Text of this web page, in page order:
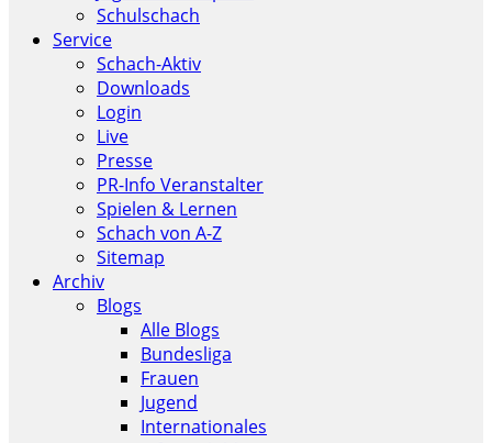
Schulschach
Service
Schach-Aktiv
Downloads
Login
Live
Presse
PR-Info Veranstalter
Spielen & Lernen
Schach von A-Z
Sitemap
Archiv
Blogs
Alle Blogs
Bundesliga
Frauen
Jugend
Internationales